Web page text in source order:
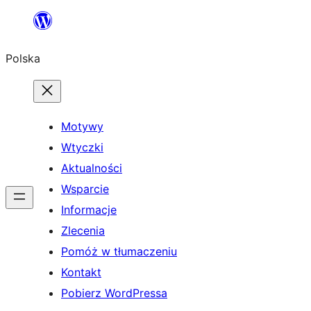
Przejdź
treści
Polska
Motywy
Wtyczki
Aktualności
Wsparcie
Informacje
Zlecenia
Pomóż w tłumaczeniu
Kontakt
Pobierz WordPressa